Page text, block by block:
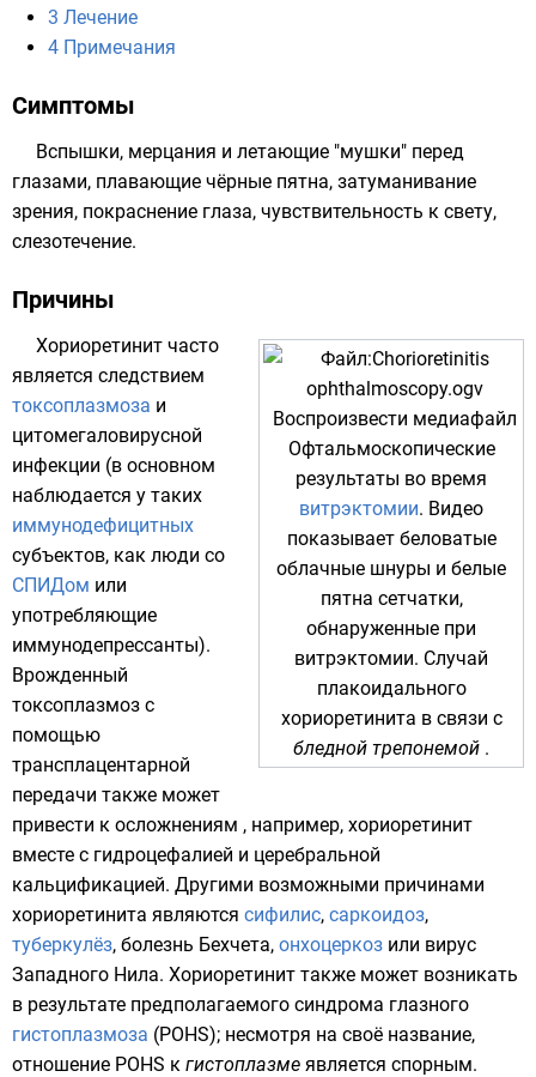
3 Лечение
4 Примечания
Симптомы
Вспышки, мерцания и летающие "мушки" перед
глазами, плавающие чёрные пятна, затуманивание
зрения, покраснение глаза, чувствительность к свету,
слезотечение.
Причины
Воспроизвести медиафайл
Офтальмоскопические
результаты во время
витрэктомии. Видео
показывает беловатые
облачные шнуры и белые
пятна сетчатки,
обнаруженные при
витрэктомии. Случай
плакоидального
хориоретинита в связи с
бледной трепонемой .
Хориоретинит часто
является следствием
токсоплазмоза и
цитомегаловирусной
инфекции (в основном
наблюдается у таких
иммунодефицитных
субъектов, как люди со
СПИДом или
употребляющие
иммунодепрессанты).
Врожденный
токсоплазмоз с
помощью
трансплацентарной
передачи также может
привести к осложнениям , например, хориоретинит
вместе с гидроцефалией и церебральной
кальцификацией. Другими возможными причинами
хориоретинита являются сифилис, саркоидоз,
туберкулёз, болезнь Бехчета, онхоцеркоз или вирус
Западного Нила. Хориоретинит также может возникать
в результате предполагаемого синдрома глазного
гистоплазмоза (POHS); несмотря на своё название,
отношение POHS к гистоплазме является спорным.